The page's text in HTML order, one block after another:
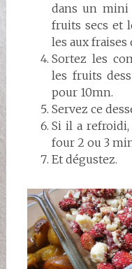
dans un mini
fruits secs et
les aux fraises
Sortez les
les fruits
pour 10mn.
Servez ce
Si il a
four 2 ou 3
Et dégustez.